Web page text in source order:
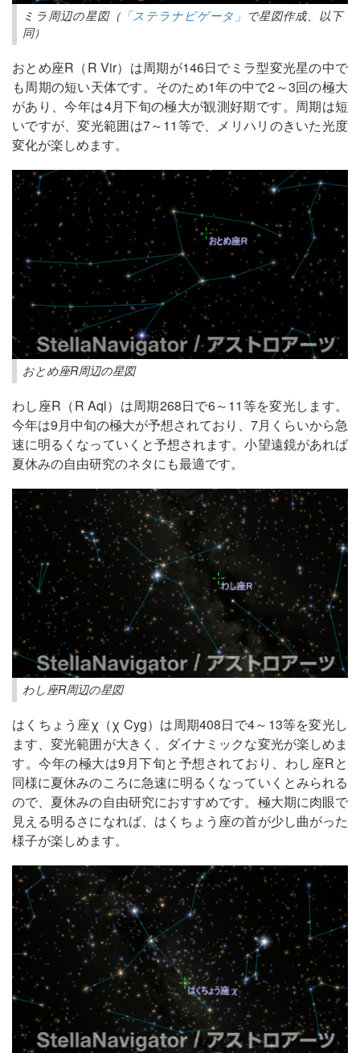
ミラ周辺の星図（「ステラナビゲータ」 で星図作成、以下
同）
おとめ座R（R Vir）は周期が146日でミラ型変光星の中で
も周期の短い天体です。そのため1年の中で2～3回の極大
があり、今年は4月下旬の極大が観測好期です。周期は短
いですが、変光範囲は7～11等で、メリハリのきいた光度
変化が楽しめます。
おとめ座R周辺の星図
わし座R（R Aql）は周期268日で6～11等を変光します。
今年は9月中旬の極大が予想されており、7月くらいから急
速に明るくなっていくと予想されます。小望遠鏡があれば
夏休みの自由研究のネタにも最適です。
わし座R周辺の星図
はくちょう座χ（χ Cyg）は周期408日で4～13等を変光し
ます、変光範囲が大きく、ダイナミックな変光が楽しめま
す。今年の極大は9月下旬と予想されており、わし座Rと
同様に夏休みのころに急速に明るくなっていくとみられる
ので、夏休みの自由研究におすすめです。極大期に肉眼で
見える明るさになれば、はくちょう座の首が少し曲がった
様子が楽しめます。